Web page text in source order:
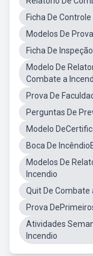
Ficha De
Modelos De
Ficha De
Modelo De
Combate a
Prova De
Perguntas De
Modelo
Boca De
Modelos De
Incendio
Quit De Combate
Prova
Atividades
Incendio